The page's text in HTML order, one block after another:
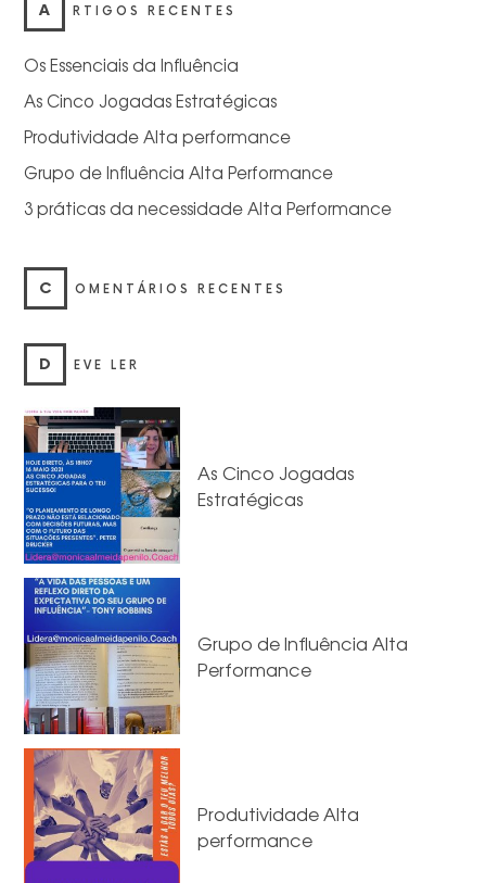
A RTIGOS RECENTES
Os Essenciais da Influência
As Cinco Jogadas Estratégicas
Produtividade Alta performance
Grupo de Influência Alta Performance
3 práticas da necessidade Alta Performance
C OMENTÁRIOS RECENTES
D EVE LER
As Cinco Jogadas
Estratégicas
Grupo de Influência Alta
Performance
Produtividade Alta
performance